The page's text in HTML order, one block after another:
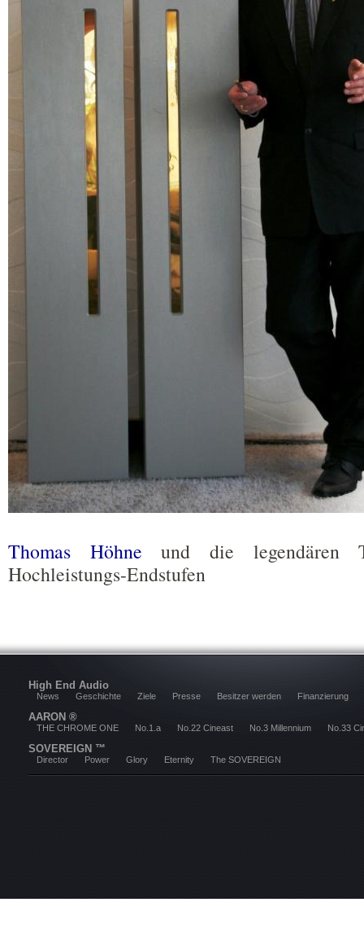
Thomas Höhne und die legendären
Hochleistungs-Endstufen
High End Audio
News Geschichte Ziele Presse Besitzer werden Finanzierung
AARON ®
THE CHROME ONE No.1.a No.22 Cineast No.3 Millennium No.33
SOVEREIGN ™
Director Power Glory Eternity The SOVEREIGN